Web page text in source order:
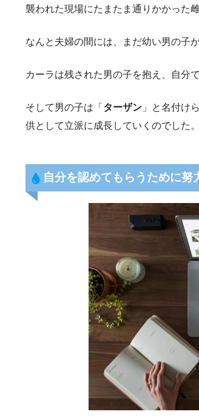
襲われた現場にたまたま通りかかった
なんと夫婦の間には、まだ幼い男の子
カーラは残された男の子を抱え、自分
そして男の子は「 ターザン 」と名付け
供として立派に成長していくのでした。
自分を認めてもらうために努